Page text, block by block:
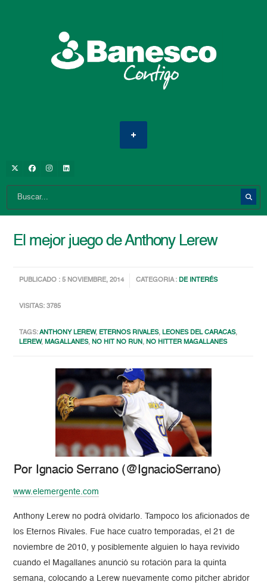
El mejor juego de Anthony Lerew
PUBLICADO : 5 NOVIEMBRE, 2014 CATEGORIA :DE INTERÉS
VISITAS: 3785
TAGS:ANTHONY LEREW, ETERNOS RIVALES,LEONES DEL CARACAS,
LEREW,MAGALLANES,NO HIT NO RUN,NO HITTER MAGALLANES
Por Ignacio Serrano (@IgnacioSerrano)
www.elemergente.com
Anthony Lerew no podrá olvidarlo. Tampoco los aficionados de
los Eternos Rivales. Fue hace cuatro temporadas, el 21 de
noviembre de 2010, y posiblemente alguien lo haya revivido
cuando el Magallanes anunció su rotación para la quinta
semana, colocando a Lerew nuevamente como pitcher abridor